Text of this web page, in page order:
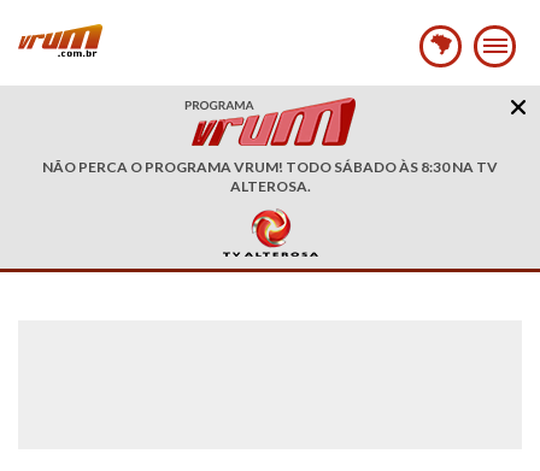
NÃO PERCA O PROGRAMA VRUM! TODO SÁBADO ÀS 8:30 NA TV
ALTEROSA.